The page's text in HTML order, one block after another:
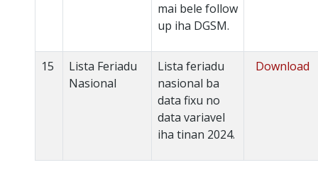
mai bele follow
up iha DGSM.
15
Lista Feriadu
Nasional
Lista feriadu
nasional ba
data fixu no
data variavel
iha tinan 2024.
Download